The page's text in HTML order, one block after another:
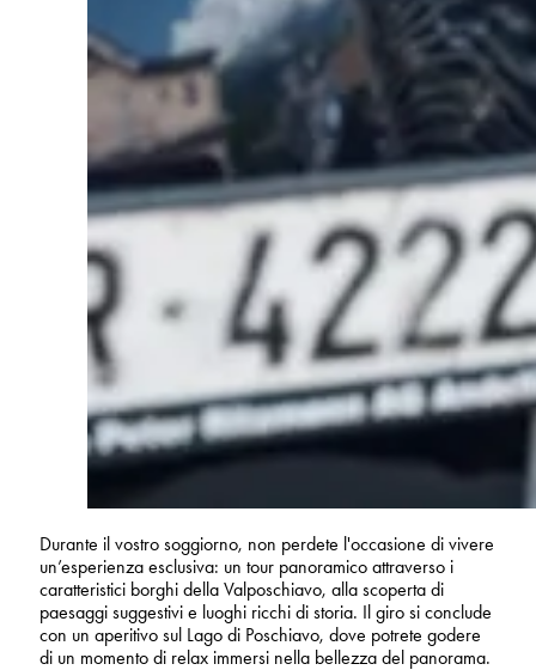
Durante il vostro soggiorno, non perdete l'occasione di vivere
un’esperienza esclusiva: un tour panoramico attraverso i
caratteristici borghi della Valposchiavo, alla scoperta di
paesaggi suggestivi e luoghi ricchi di storia. Il giro si conclude
con un aperitivo sul Lago di Poschiavo, dove potrete godere
di un momento di relax immersi nella bellezza del panorama.